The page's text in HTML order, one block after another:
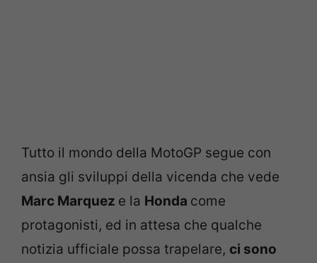
Tutto il mondo della MotoGP segue con
ansia gli sviluppi della vicenda che vede
Marc Marquez e la Honda come
protagonisti, ed in attesa che qualche
notizia ufficiale possa trapelare, ci sono